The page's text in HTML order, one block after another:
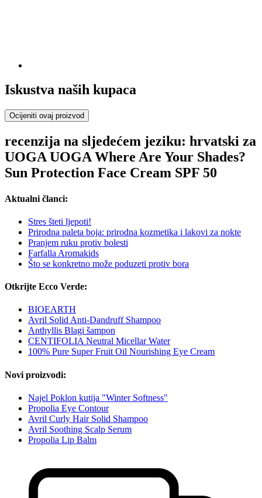
Iskustva naših kupaca
Ocijeniti ovaj proizvod
recenzija na sljedećem jeziku: hrvatski za
UOGA UOGA Where Are Your Shades?
Sun Protection Face Cream SPF 50
Aktualni članci:
Stres šteti ljepoti!
Prirodna paleta boja: prirodna kozmetika i lakovi za nokte
Pranjem ruku protiv bolesti
Farfalla Aromakids
Što se konkretno može poduzeti protiv bora
Otkrijte Ecco Verde:
BIOEARTH
Avril Solid Anti-Dandruff Shampoo
Anthyllis Blagi šampon
CENTIFOLIA Neutral Micellar Water
100% Pure Super Fruit Oil Nourishing Eye Cream
Novi proizvodi:
Najel Poklon kutija "Winter Softness"
Propolia Eye Contour
Avril Curly Hair Solid Shampoo
Avril Soothing Scalp Serum
Propolia Lip Balm